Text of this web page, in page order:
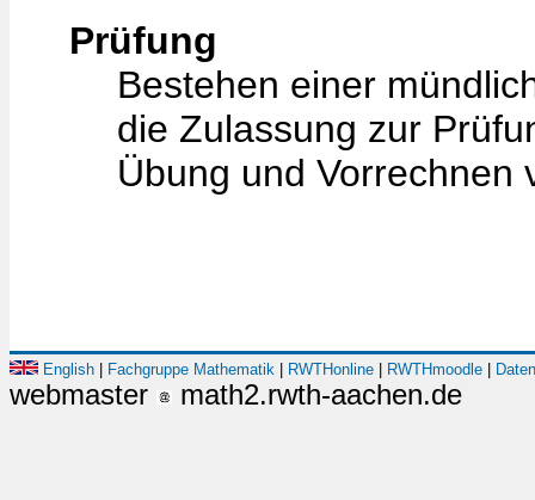
Prüfung
Bestehen einer
die Zulassung zur
Übung und Vorrechnen
English Fachgruppe Mathematik RWTHonline RWTHmoodle
webmaster math2.rwth-aachen.de